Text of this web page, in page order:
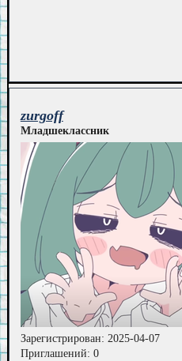
zurgoff
Младшеклассник
Зарегистрирован: 2025-04-07
Приглашений: 0